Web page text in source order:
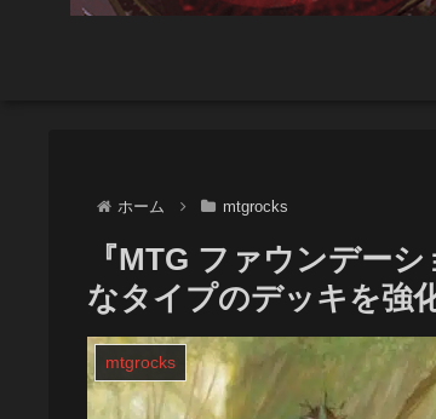
ホーム mtgrocks
『MTG ファウンデー
なタイプのデッキを強
mtgrocks